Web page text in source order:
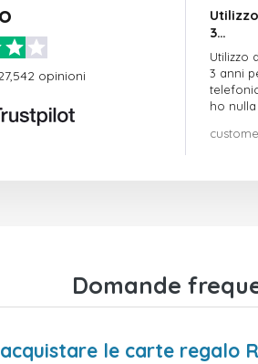
opinioni
3…
Utilizzo
3 anni
ho
Domande
le carte regalo